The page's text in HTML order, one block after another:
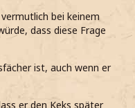
bei keinem
dass diese Frage
ist, auch wenn er
er den Keks später